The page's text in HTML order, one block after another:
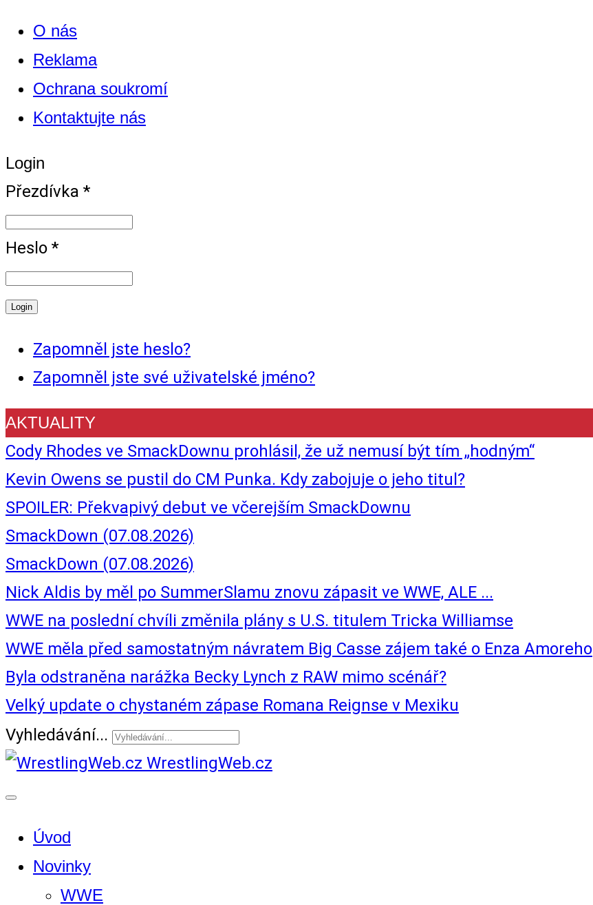
O nás
Reklama
Ochrana soukromí
Kontaktujte nás
Login
Přezdívka *
Heslo *
Zapomněl jste heslo?
Zapomněl jste své uživatelské jméno?
AKTUALITY
Cody Rhodes ve SmackDownu prohlásil, že už nemusí být tím „hodným“
Kevin Owens se pustil do CM Punka. Kdy zabojuje o jeho titul?
SPOILER: Překvapivý debut ve včerejším SmackDownu
SmackDown (07.08.2026)
SmackDown (07.08.2026)
Nick Aldis by měl po SummerSlamu znovu zápasit ve WWE, ALE ...
WWE na poslední chvíli změnila plány s U.S. titulem Tricka Williamse
WWE měla před samostatným návratem Big Casse zájem také o Enza Amoreho
Byla odstraněna narážka Becky Lynch z RAW mimo scénář?
Velký update o chystaném zápase Romana Reignse v Mexiku
Vyhledávání...
WrestlingWeb.cz
Úvod
Novinky
WWE